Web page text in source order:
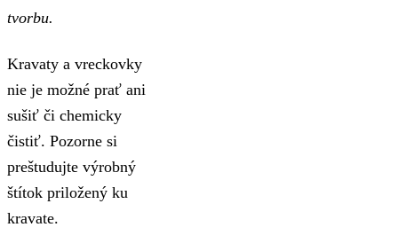
tvorbu.
Kravaty a vreckovky
nie je možné prať ani
sušiť či chemicky
čistiť. Pozorne si
preštudujte výrobný
štítok priložený ku
kravate.